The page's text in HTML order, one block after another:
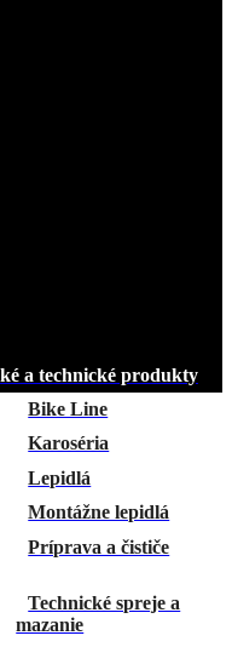
a technické produkty
Bike Line
Karoséria
Lepidlá
Montážne lepidlá
Príprava a čističe
Technické spreje a
mazanie